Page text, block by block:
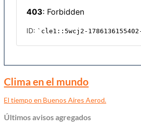
Clima en el mundo
El tiempo en Buenos Aires Aerod.
Últimos avisos agregados